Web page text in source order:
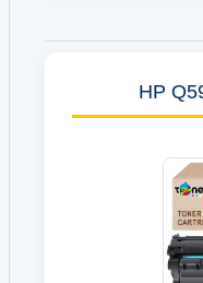
HP